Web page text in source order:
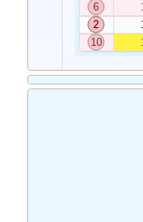
6
2
10